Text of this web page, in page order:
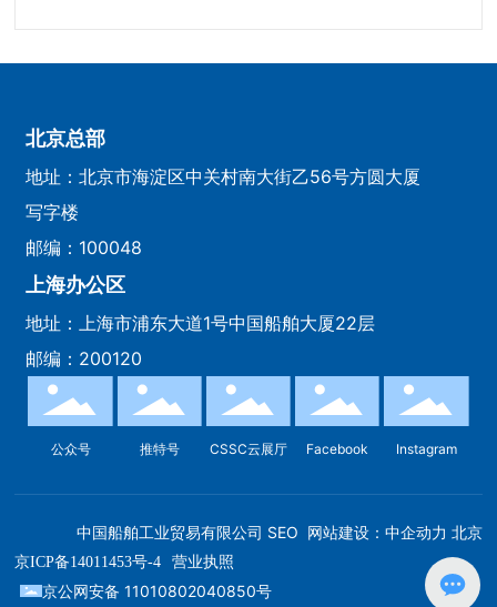
一重要论断，由中国发展奇迹所
北京总部
地址：北京市海淀区中关村南大街乙56号方圆大厦
写字楼
邮编：100048
上海办公区
地址：上海市浦东大道1号中国船舶大厦22层
邮编：200120
公众号 推特号 CSSC云展厅 Facebook Instagram
中国船舶工业贸易有限公司 SEO 网站建设：中企动力 北京
京ICP备14011453号-4 营业执照
京公网安备 11010802040850号